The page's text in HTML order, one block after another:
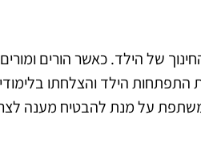
של הילד. כאשר הורים
הילד והצלחתו
על מנת להבטיח מענה